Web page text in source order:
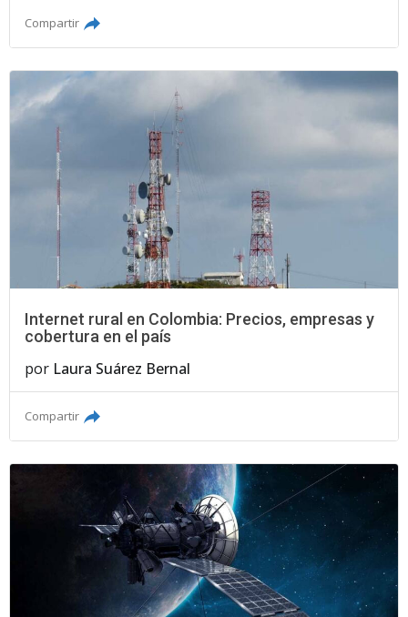
Compartir
Internet rural en Colombia: Precios, empresas y
cobertura en el país
por Laura Suárez Bernal
Compartir